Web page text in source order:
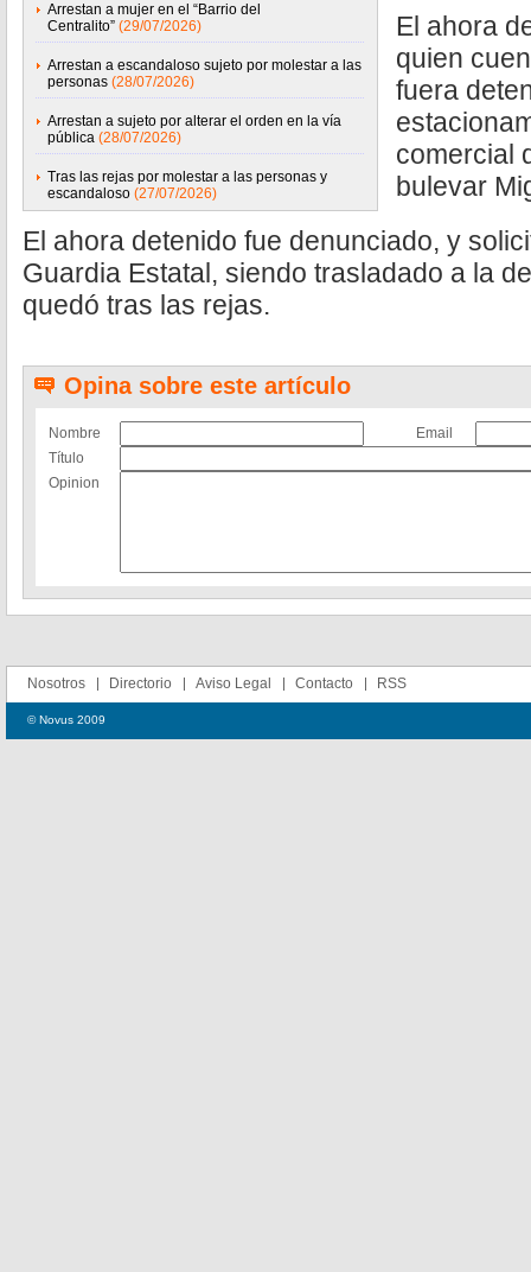
Arrestan a mujer en el “Barrio del
Centralito” (29/07/2026)
Arrestan a escandaloso sujeto por molestar a las
personas (28/07/2026)
Arrestan a sujeto por alterar el orden en la vía
pública (28/07/2026)
Tras las rejas por molestar a las personas y
escandaloso (27/07/2026)
El ahora
quien
fuera
comercial
bulevar
El ahora detenido fue denunciado, y
Guardia Estatal, siendo trasladado a la
quedó tras las rejas.
Opina sobre este artículo
Nombre
Email
Título
Opinion
Nosotros Directorio Aviso Legal Contacto RSS
© Novus 2009